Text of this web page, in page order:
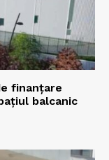
finanțare
balcanic